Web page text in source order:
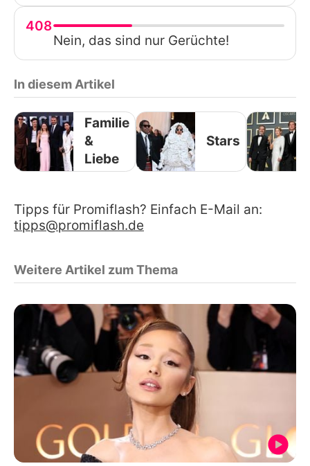
408
Nein, das sind nur Gerüchte!
In diesem Artikel
Familie
&
Liebe
Stars
Tipps für Promiflash? Einfach E-Mail an:
tipps@promiflash.de
Weitere Artikel zum Thema